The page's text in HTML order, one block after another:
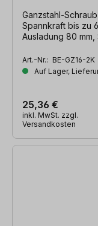
Ganzstahl-
Spannkraft bis zu
Ausladung 80 mm,
Art.-Nr.: BE-GZ16-2K
Auf Lager,
25,36 €
inkl. MwSt. zzgl.
Versandkosten